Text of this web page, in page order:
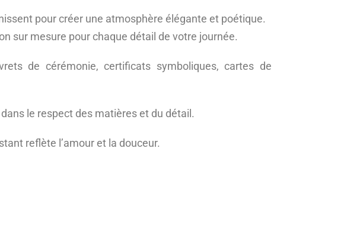
pour créer une atmosphère élégante et poétique.
sur mesure pour chaque détail de votre journée.
de cérémonie, certificats symboliques, cartes de
le respect des matières et du détail.
reflète l’amour et la douceur.